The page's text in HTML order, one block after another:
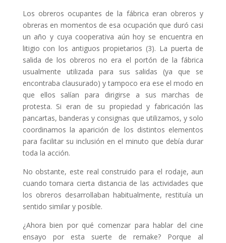
Los obreros ocupantes de la fábrica eran obreros y
obreras en momentos de esa ocupación que duró casi
un año y cuya cooperativa aún hoy se encuentra en
litigio con los antiguos propietarios (3). La puerta de
salida de los obreros no era el portón de la fábrica
usualmente utilizada para sus salidas (ya que se
encontraba clausurado) y tampoco era ese el modo en
que ellos salían para dirigirse a sus marchas de
protesta. Si eran de su propiedad y fabricación las
pancartas, banderas y consignas que utilizamos, y solo
coordinamos la aparición de los distintos elementos
para facilitar su inclusión en el minuto que debía durar
toda la acción.
No obstante, este real construido para el rodaje, aun
cuando tomara cierta distancia de las actividades que
los obreros desarrollaban habitualmente, restituía un
sentido similar y posible.
¿Ahora bien por qué comenzar para hablar del cine
ensayo por esta suerte de remake? Porque al